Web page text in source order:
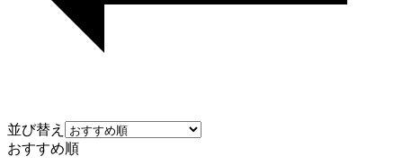
並び替え
おすすめ順